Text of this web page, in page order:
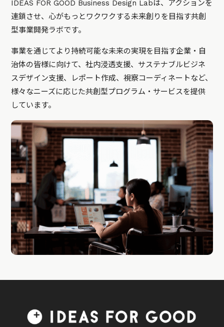
IDEAS FOR GOOD Business Design Labは、アクションを
連鎖させ、心がもっとワクワクする未来創りを目指す共創
型事業開発ラボです。
事業を通じてより持続可能な未来の実現を目指す企業・自
治体の皆様に向けて、社内浸透支援、サステナブルビジネ
スデザイン支援、レポート作成、視察コーディネートなど、
様々なニーズに応じた共創型プログラム・サービスを提供
しています。